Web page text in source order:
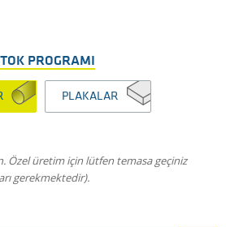
PROGRAMI
PLAKALAR
Özel üretim için lütfen temasa geçiniz
gerekmektedir).